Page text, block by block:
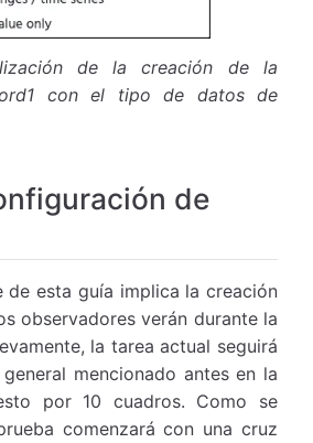
de la creación de la
con el tipo de datos de
de
de esta guía implica la creación
observadores verán durante la
la tarea actual seguirá
mencionado antes en la
por 10 cuadros. Como se
comenzará con una cruz